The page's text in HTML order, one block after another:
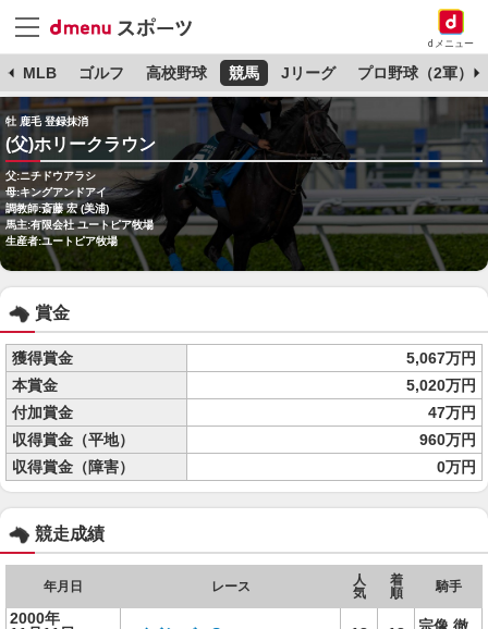
dメニュー
MLB ゴルフ 高校野球 競馬 Jリーグ プロ野球（2軍）
牡 鹿毛 登録抹消
(父)ホリークラウン
父:ニチドウアラシ
母:キングアンドアイ
調教師:斎藤 宏 (美浦)
馬主:有限会社 ユートピア牧場
生産者:ユートピア牧場
賞金
獲得賞金
5,067万円
本賞金
5,020万円
付加賞金
47万円
収得賞金（平地）
960万円
収得賞金（障害）
0万円
競走成績
年月日 レース
人
気
着
順
騎手
2000年